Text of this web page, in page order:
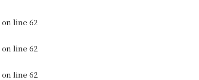
on line 62
on line 62
on line 62